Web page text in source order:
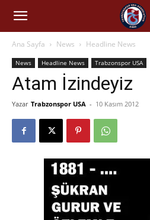
Ana Sayfa News Headline News
News Headline News Trabzonspor USA
Atam İzindeyiz
Yazar Trabzonspor USA - 10 Kasım 2012